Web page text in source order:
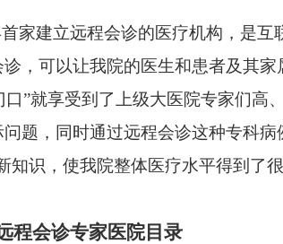
家建立远程会诊的医疗机构，是互
，可以让我院的医生和患者及其家
”就享受到了上级大医院专家们高
题，同时通过远程会诊这种专科病
识，使我院整体医疗水平得到了很
程会诊专家医院目录